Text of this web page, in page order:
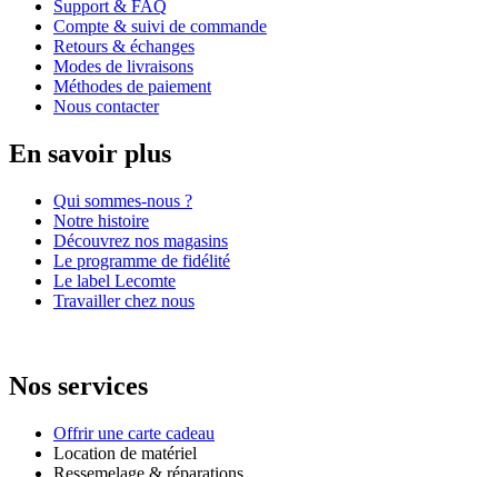
Support & FAQ
Compte & suivi de commande
Retours & échanges
Modes de livraisons
Méthodes de paiement
Nous contacter
En savoir plus
Qui sommes-nous ?
Notre histoire
Découvrez nos magasins
Le programme de fidélité
Le label Lecomte
Travailler chez nous
Nos services
Offrir une carte cadeau
Location de matériel
Ressemelage & réparations